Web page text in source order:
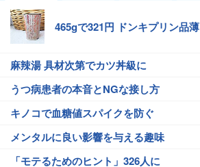
465gで321円 ドンキプリン品薄
麻辣湯 具材次第でカツ丼級に
うつ病患者の本音とNGな接し方
キノコで血糖値スパイクを防ぐ
メンタルに良い影響を与える趣味
「モテるためのヒント」326人に